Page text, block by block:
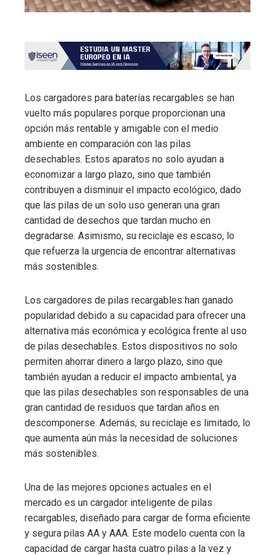
Los cargadores para baterías recargables se han
vuelto más populares porque proporcionan una
opción más rentable y amigable con el medio
ambiente en comparación con las pilas
desechables. Estos aparatos no solo ayudan a
economizar a largo plazo, sino que también
contribuyen a disminuir el impacto ecológico, dado
que las pilas de un solo uso generan una gran
cantidad de desechos que tardan mucho en
degradarse. Asimismo, su reciclaje es escaso, lo
que refuerza la urgencia de encontrar alternativas
más sostenibles.
Los cargadores de pilas recargables han ganado
popularidad debido a su capacidad para ofrecer una
alternativa más económica y ecológica frente al uso
de pilas desechables. Estos dispositivos no solo
permiten ahorrar dinero a largo plazo, sino que
también ayudan a reducir el impacto ambiental, ya
que las pilas desechables son responsables de una
gran cantidad de residuos que tardan años en
descomponerse. Además, su reciclaje es limitado, lo
que aumenta aún más la necesidad de soluciones
más sostenibles.
Una de las mejores opciones actuales en el
mercado es un cargador inteligente de pilas
recargables, diseñado para cargar de forma eficiente
y segura pilas AA y AAA. Este modelo cuenta con la
capacidad de cargar hasta cuatro pilas a la vez y